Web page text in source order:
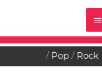
Pop Rock